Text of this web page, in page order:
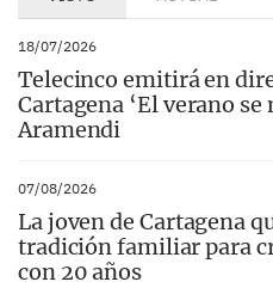
18/07/2026
Telecinco emitirá en
Cartagena ‘El verano se
Aramendi
07/08/2026
La joven de Cartagena
tradición familiar para
con 20 años